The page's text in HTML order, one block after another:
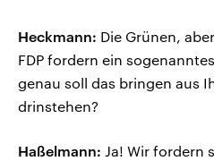
Heckmann: Die Grünen,
FDP fordern ein
genau soll das bringen aus
drinstehen?
Haßelmann: Ja! Wir fordern